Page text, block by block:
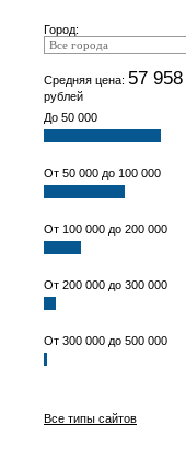
Город:
Средняя цена: 57 958
рублей
До 50 000
От 50 000 до 100 000
От 100 000 до 200 000
От 200 000 до 300 000
От 300 000 до 500 000
Все типы сайтов